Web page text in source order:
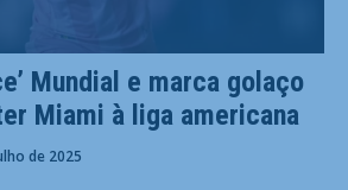
Mundial e marca golaço
Miami à liga americana
de 2025